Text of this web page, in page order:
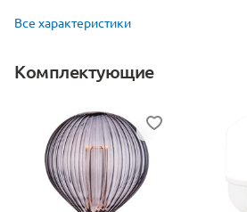
Все характеристики
Комплектующие